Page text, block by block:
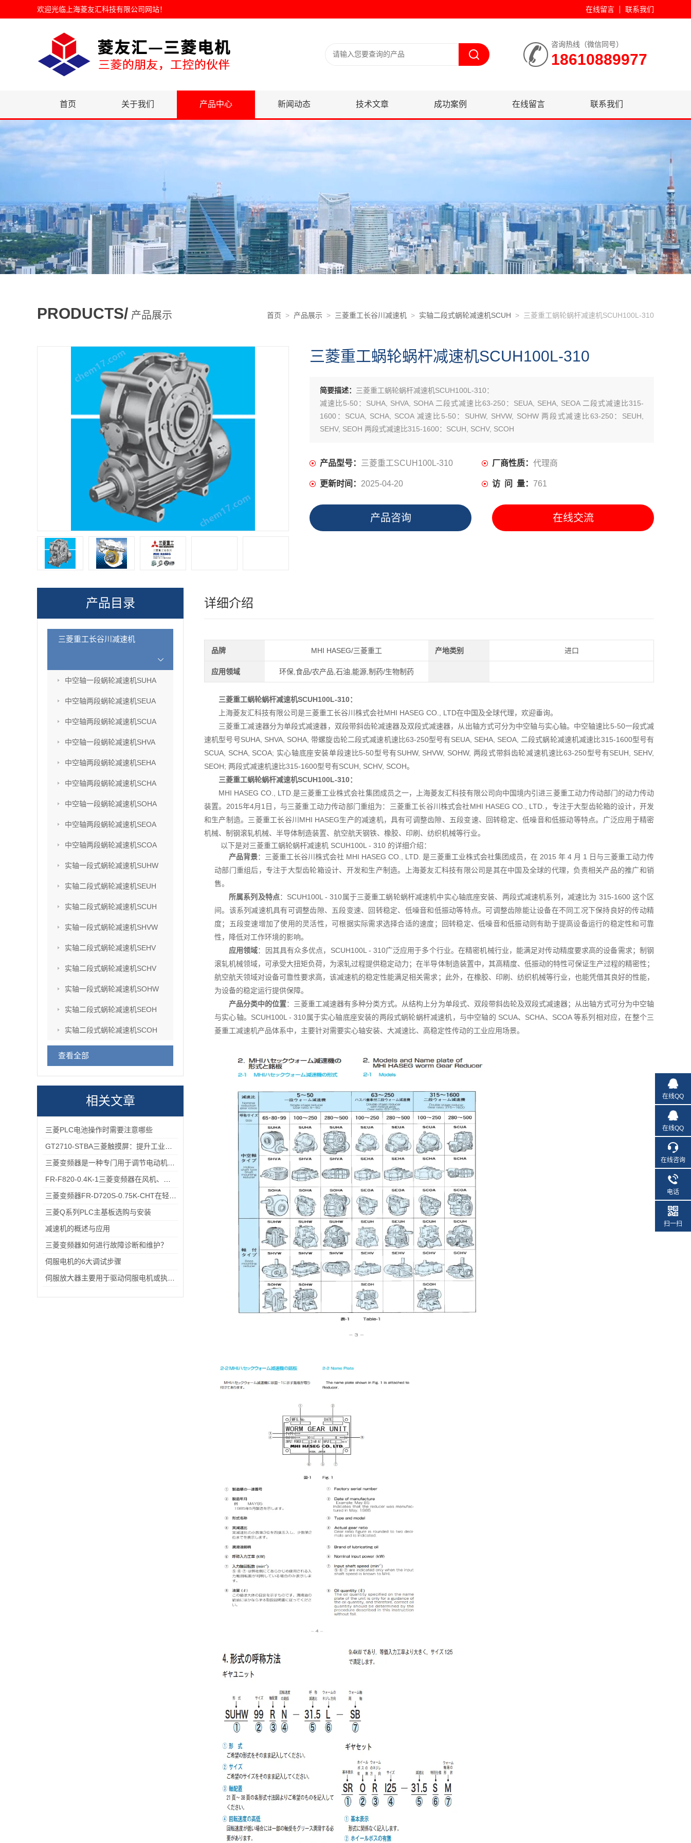
欢迎光临 上海菱友汇科技有限公司网站！ 在线留言 联系我们
咨询热线（微信同号）
18610889977
首页 关于我们 产品中心 新闻动态 技术文章 成功案例 在线留言 联系我们
PRODUCTS/ 产品展示 首页 > 产品展示 > 三菱重工长谷川减速机 > 实轴二段式蜗轮减速机SCUH > 三菱重工蜗轮蜗杆减速机SCUH100L-310
三菱重工蜗轮蜗杆减速机SCUH100L-310
简要描述： 三菱重工蜗轮蜗杆减速机SCUH100L-310：
减速比5-50：SUHA, SHVA, SOHA 二段式减速比63-250：SEUA, SEHA, SEOA 二段式减速比315-
1600：SCUA, SCHA, SCOA 减速比5-50：SUHW, SHVW, SOHW 两段式减速比63-250：SEUH,
SEHV, SEOH 两段式减速比315-1600：SCUH, SCHV, SCOH
产品型号： 三菱重工SCUH100L-310 厂商性质： 代理商
更新时间： 2025-04-20 访 问 量： 761
产品咨询 在线交流
产品目录
三菱重工长谷川减速机
中空轴一段蜗轮减速机SUHA
中空轴两段蜗轮减速机SEUA
中空轴两段蜗轮减速机SCUA
中空轴一段蜗轮减速机SHVA
中空轴两段蜗轮减速机SEHA
中空轴两段蜗轮减速机SCHA
中空轴一段蜗轮减速机SOHA
中空轴两段蜗轮减速机SEOA
中空轴两段蜗轮减速机SCOA
实轴一段式蜗轮减速机SUHW
实轴二段式蜗轮减速机SEUH
实轴二段式蜗轮减速机SCUH
实轴一段式蜗轮减速机SHVW
实轴二段式蜗轮减速机SEHV
实轴二段式蜗轮减速机SCHV
实轴一段式蜗轮减速机SOHW
实轴二段式蜗轮减速机SEOH
实轴二段式蜗轮减速机SCOH
查看全部
相关文章
三菱PLC电池操作时需要注意哪些
三菱Q系列PLC主基板选购与安装
减速机的概述与应用
三菱变频器如何进行故障诊断和维护？
伺服电机的6大调试步骤
详细介绍
品牌 MHI HASEG/三菱重工 产地类别 进口
应用领域 环保,食品/农产品,石油,能源,制药/生物制药
三菱重工蜗轮蜗杆减速机SCUH100L-310：
上海菱友汇科技有限公司是三菱重工长谷川株式会社MHI HASEG CO., LTD在中国及全球代理，欢迎垂询。
三菱重工减速器分为单段式减速器，双段带斜齿轮减速器及双段式减速器，从出轴方式可分为中空轴与实心轴。中空轴速比5-50一段式减
速机型号号SUHA, SHVA, SOHA, 带螺旋齿轮二段式减速机速比63-250型号有SEUA, SEHA, SEOA, 二段式蜗轮减速机减速比315-1600型号有
SCUA, SCHA, SCOA; 实心轴底座安装单段速比5-50型号有SUHW, SHVW, SOHW, 两段式带斜齿轮减速机速比63-250型号有SEUH, SEHV,
SEOH; 两段式减速机速比315-1600型号有SCUH, SCHV, SCOH。
三菱重工蜗轮蜗杆减速机SCUH100L-310：
MHI HASEG CO., LTD.是三菱重工业株式会社集团成员之一，上海菱友汇科技有限公司向中国境内引进三菱重工动力传动部门的动力传动
装置。2015年4月1日，与三菱重工动力传动部门重组为：三菱重工长谷川株式会社MHI HASEG CO., LTD.，专注于大型齿轮箱的设计，开发
和生产制造。三菱重工长谷川MHI HASEG生产的减速机，具有可调整齿隙、五段变速、回转稳定、低噪音和低振动等特点。广泛应用于精密
机械、制钢滚轧机械、半导体制造装置、航空航天钢铁、橡胶、印刷、纺织机械等行业。
以下是对三菱重工蜗轮蜗杆减速机 SCUH100L - 310 的详细介绍：
产品背景：三菱重工长谷川株式会社 MHI HASEG CO., LTD. 是三菱重工业株式会社集团成员，在 2015 年 4 月 1 日与三菱重工动力传
动部门重组后，专注于大型齿轮箱设计、开发和生产制造。上海菱友汇科技有限公司是其在中国及全球的代理，负责相关产品的推广和销
售。
所属系列及特点：SCUH100L - 310属于三菱重工蜗轮蜗杆减速机中实心轴底座安装、两段式减速机系列，减速比为 315-1600 这个区
间。该系列减速机具有可调整齿隙、五段变速、回转稳定、低噪音和低振动等特点。可调整齿隙能让设备在不同工况下保持良好的传动精
度；五段变速增加了使用的灵活性，可根据实际需求选择合适的速度；回转稳定、低噪音和低振动则有助于提高设备运行的稳定性和可靠
性，降低对工作环境的影响。
应用领域：因其具有众多优点，SCUH100L - 310广泛应用于多个行业。在精密机械行业，能满足对传动精度要求高的设备需求；制钢
滚轧机械领域，可承受大扭矩负荷，为滚轧过程提供稳定动力；在半导体制造装置中，其高精度、低振动的特性可保证生产过程的精密性；
航空航天领域对设备可靠性要求高，该减速机的稳定性能满足相关需求；此外，在橡胶、印刷、纺织机械等行业，也能凭借其良好的性能，
为设备的稳定运行提供保障。
产品分类中的位置：三菱重工减速器有多种分类方式。从结构上分为单段式、双段带斜齿轮及双段式减速器；从出轴方式可分为中空轴
与实心轴。SCUH100L - 310属于实心轴底座安装的两段式蜗轮蜗杆减速机，与中空轴的 SCUA、SCHA、SCOA 等系列相对应，在整个三
菱重工减速机产品体系中，主要针对需要实心轴安装、大减速比、高稳定性传动的工业应用场景。
在线QQ
在线QQ
在线咨询
电话
扫一扫